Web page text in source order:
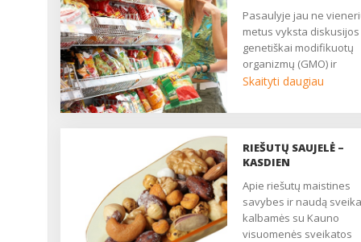
Pasaulyje jau ne vienerius
metus vyksta
genetiškai modifikuotų
organizmų (GMO) ir
genetiškai modifikuotų
Europos Sąjungos
reikalavimus genetiškai
maisto produktus:
kukurūzus ir rapsus. ...
Skaityti daugiau
RIEŠUTŲ SAUJELĖ –
KASDIEN
Apie riešutų maistines
savybes ir naudą
kalbamės su Kauno
visuomenės sveikatos